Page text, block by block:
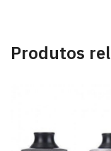
Produtos